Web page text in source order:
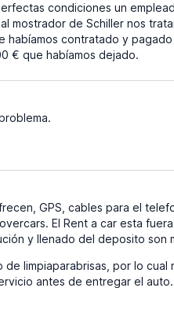
condiciones un
mostrador de Schiller nos
habíamos contratado y
€ que habíamos dejado.
GPS, cables para el
El Rent a car esta
y llenado del deposito son
limpiaparabrisas, por lo cual
antes de entregar el auto.